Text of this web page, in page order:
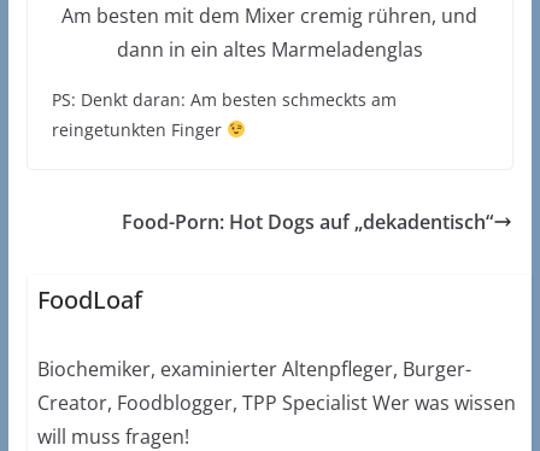
Am besten mit dem Mixer cremig rühren, und
dann in ein altes Marmeladenglas
PS: Denkt daran: Am besten schmeckts am
reingetunkten Finger
Food-Porn: Hot Dogs auf „dekadentisch“
FoodLoaf
Biochemiker, examinierter Altenpfleger, Burger-
Creator, Foodblogger, TPP Specialist Wer was wissen
will muss fragen!